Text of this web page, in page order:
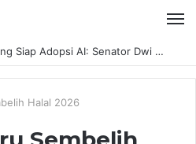
Pengusaha Tanjungpinang Siap Adopsi AI: Senator Dwi Ajeng Sekar Respaty Dorong UMKM Tingkatkan Daya Saing Melalui AIM ASEAN
Halal 2026